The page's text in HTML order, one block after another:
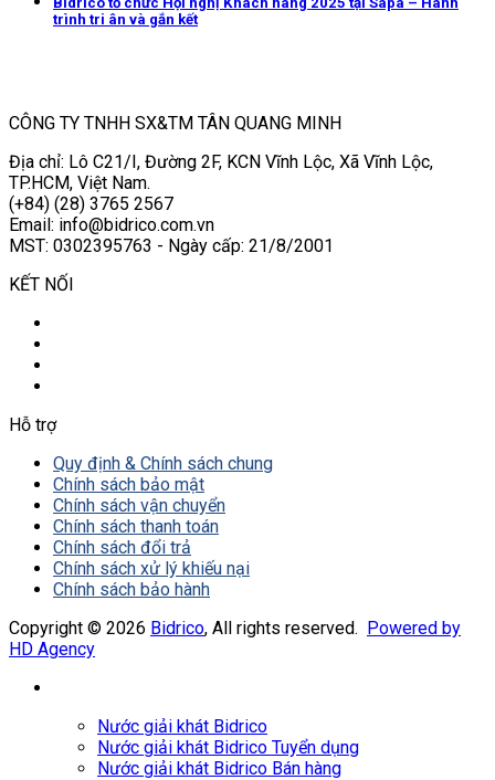
trình tri ân và gắn kết
CÔNG TY TNHH SX&TM TÂN QUANG MINH
Địa chỉ: Lô C21/I, Đường 2F, KCN Vĩnh Lộc, Xã Vĩnh Lộc,
TP.HCM, Việt Nam.
(+84) (28) 3765 2567
Email: info@bidrico.com.vn
MST: 0302395763 - Ngày cấp: 21/8/2001
KẾT NỐI
Hỗ trợ
Quy định & Chính sách chung
Chính sách bảo mật
Chính sách vận chuyển
Chính sách thanh toán
Chính sách đổi trả
Chính sách xử lý khiếu nại
Chính sách bảo hành
Copyright © 2026 Bidrico, All rights reserved. Powered by
HD Agency
Nước giải khát Bidrico
Nước giải khát Bidrico Tuyển dụng
Nước giải khát Bidrico Bán hàng